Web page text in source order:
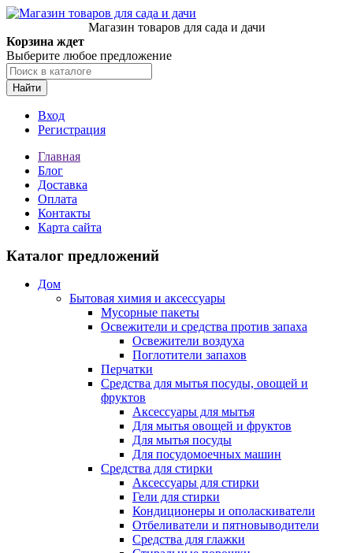
Магазин товаров для сада и дачи
Корзина ждет
Выберите любое предложение
Найти
Вход
Регистрация
Главная
Блог
Доставка
Оплата
Контакты
Карта сайта
Каталог предложений
Дом
Бытовая химия и аксессуары
Мусорные пакеты
Освежители и средства против запаха
Освежители воздуха
Поглотители запахов
Перчатки
Средства для мытья посуды, овощей и
фруктов
Аксессуары для мытья
Для мытья овощей и фруктов
Для мытья посуды
Для посудомоечных машин
Средства для стирки
Аксессуары для стирки
Гели для стирки
Кондиционеры и ополаскиватели
Отбеливатели и пятновыводители
Средства для глажки